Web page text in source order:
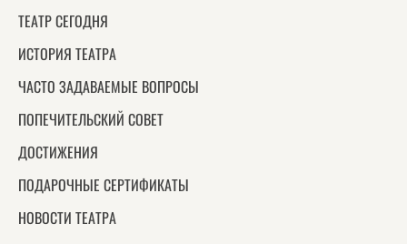
ТЕАТР СЕГОДНЯ
ИСТОРИЯ ТЕАТРА
ЧАСТО ЗАДАВАЕМЫЕ ВОПРОСЫ
ПОПЕЧИТЕЛЬСКИЙ СОВЕТ
ДОСТИЖЕНИЯ
ПОДАРОЧНЫЕ СЕРТИФИКАТЫ
НОВОСТИ ТЕАТРА